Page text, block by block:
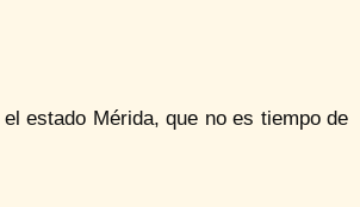
estado Mérida, que no es tiempo de